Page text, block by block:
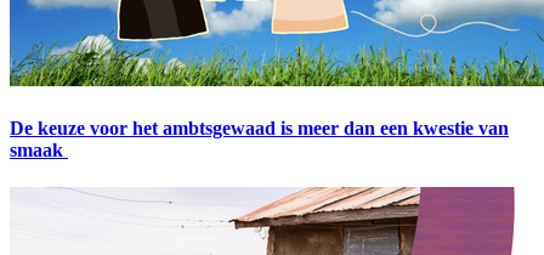
De keuze voor het ambtsgewaad is meer dan een kwestie van
smaak